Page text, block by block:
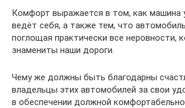
Комфорт выражается в том, как машина
ведёт себя, а также тем, что
поглощая практически все неровности,
знамениты наши дороги.
Чему же должны быть благодарны
владельцы этих автомобилей за свои
в обеспечении должной